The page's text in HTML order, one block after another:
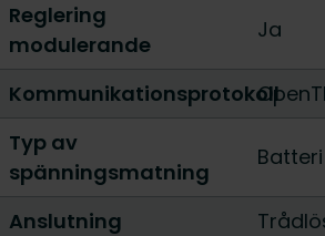
Reglering
modulerande
Ja
Kommunikationsprotokoll
Typ av
spänningsmatning
Batteri
Anslutning